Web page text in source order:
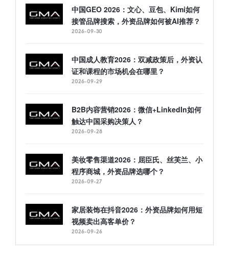
中国GEO 2026：文心、豆包、Kimi如何
接管品牌搜索，外资品牌如何被AI推荐？
2026-09-30
中国成人教育2026：双减政策后，外资认
证和课程的市场机会在哪里？
2026-09-29
B2B内容营销2026：微信+LinkedIn如何
触达中国采购决策人？
2026-09-28
美妆零售渠道2026：屈臣氏、丝芙兰、小
程序商城，外资品牌选哪个？
2026-09-27
家居装饰在抖音2026：外资品牌如何用短
视频卖出高客单价？
2026-09-26